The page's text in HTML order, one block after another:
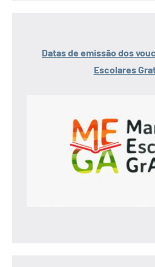
Datas de emissão dos
Escolares